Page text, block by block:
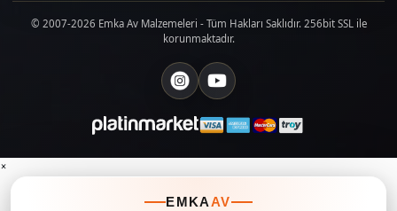
© 2007-2026 Emka Av Malzemeleri - Tüm Hakları Saklıdır. 256bit SSL ile
korunmaktadır.
×
EMKAAV